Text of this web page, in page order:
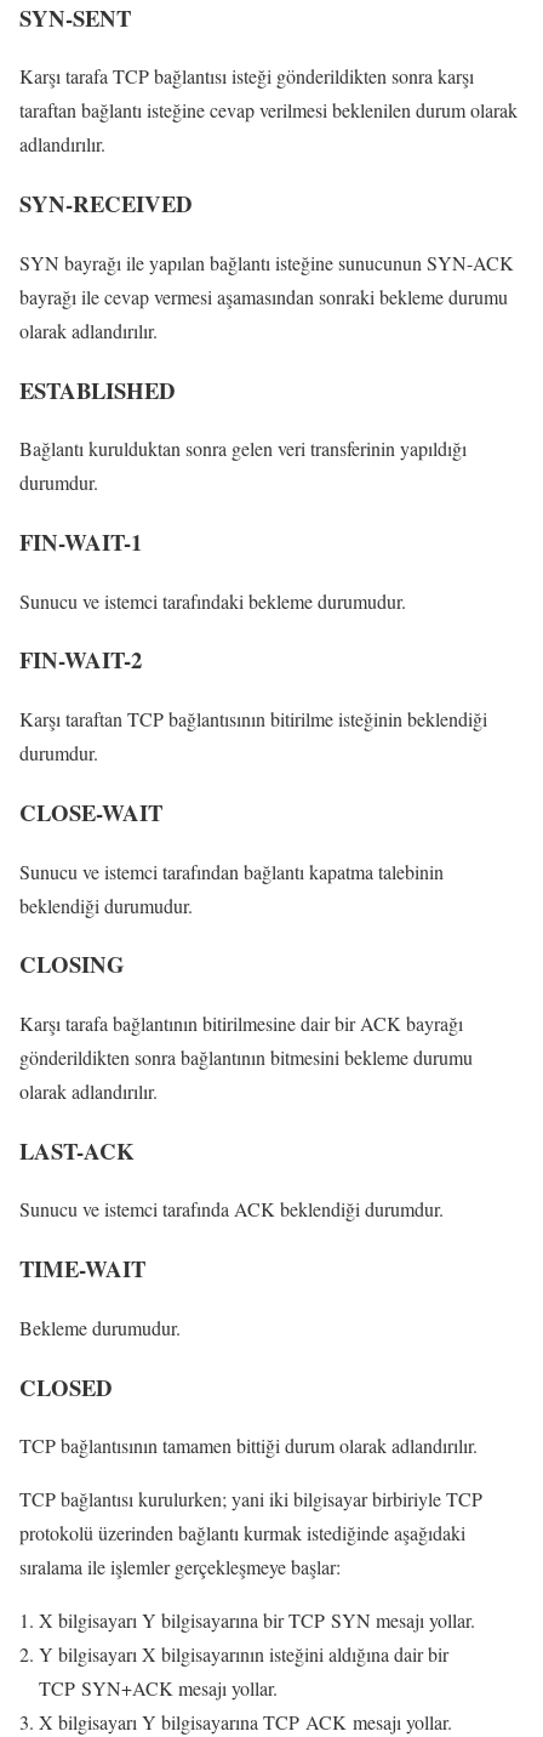
SYN-SENT
Karşı tarafa TCP bağlantısı isteği gönderildikten sonra karşı
taraftan bağlantı isteğine cevap verilmesi beklenilen durum olarak
adlandırılır.
SYN-RECEIVED
SYN bayrağı ile yapılan bağlantı isteğine sunucunun SYN-ACK
bayrağı ile cevap vermesi aşamasından sonraki bekleme durumu
olarak adlandırılır.
ESTABLISHED
Bağlantı kurulduktan sonra gelen veri transferinin yapıldığı
durumdur.
FIN-WAIT-1
Sunucu ve istemci tarafındaki bekleme durumudur.
FIN-WAIT-2
Karşı taraftan TCP bağlantısının bitirilme isteğinin beklendiği
durumdur.
CLOSE-WAIT
Sunucu ve istemci tarafından bağlantı kapatma talebinin
beklendiği durumudur.
CLOSING
Karşı tarafa bağlantının bitirilmesine dair bir ACK bayrağı
gönderildikten sonra bağlantının bitmesini bekleme durumu
olarak adlandırılır.
LAST-ACK
Sunucu ve istemci tarafında ACK beklendiği durumdur.
TIME-WAIT
Bekleme durumudur.
CLOSED
TCP bağlantısının tamamen bittiği durum olarak adlandırılır.
TCP bağlantısı kurulurken; yani iki bilgisayar birbiriyle TCP
protokolü üzerinden bağlantı kurmak istediğinde aşağıdaki
sıralama ile işlemler gerçekleşmeye başlar:
X bilgisayarı Y bilgisayarına bir TCP SYN mesajı yollar.
Y bilgisayarı X bilgisayarının isteğini aldığına dair bir
TCP SYN+ACK mesajı yollar.
X bilgisayarı Y bilgisayarına TCP ACK mesajı yollar.